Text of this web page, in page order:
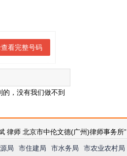
看完整号码
，没有我们做不到
律师 北京市中伦文德(广州)律师事务所”
局 市住建局 市水务局 市农业农村局